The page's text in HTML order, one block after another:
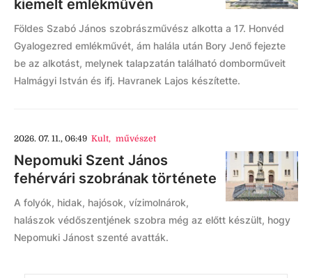
kiemelt emlékművén
Földes Szabó János szobrászművész alkotta a 17. Honvéd
Gyalogezred emlékművét, ám halála után Bory Jenő fejezte
be az alkotást, melynek talapzatán található domborműveit
Halmágyi István és ifj. Havranek Lajos készítette.
2026. 07. 11., 06:49 Kult, művészet
Nepomuki Szent János
fehérvári szobrának története
A folyók, hidak, hajósok, vízimolnárok,
halászok védőszentjének szobra még az előtt készült, hogy
Nepomuki Jánost szenté avatták.